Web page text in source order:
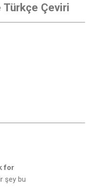
Türkçe Çeviri
for
şey bu